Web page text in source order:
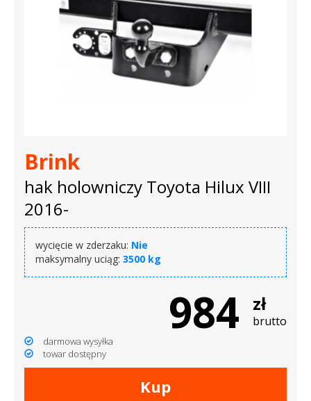
Brink
hak holowniczy Toyota Hilux VIII
2016-
wycięcie w zderzaku: Nie
maksymalny uciąg:3500 kg
984 zł
brutto
darmowa wysyłka
towar dostępny
Kup